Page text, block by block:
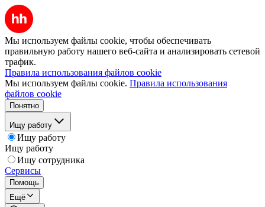
Мы используем файлы cookie, чтобы обеспечивать
правильную работу нашего веб-сайта и анализировать сетевой
трафик.
Правила использования файлов cookie
Мы используем файлы cookie. Правила использования
файлов cookie
Понятно
Ищу работу
Ищу работу
Ищу работу
Ищу сотрудника
Сервисы
Помощь
Ещё